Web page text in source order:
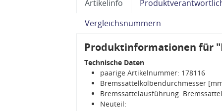
Artikelinfo
Vergleichsnummern
Produktinformationen für
Technische Daten
paarige Artikelnummer: 178116
Bremssattelkolbendurchmesser
Bremssattelausführung:
Neuteil: